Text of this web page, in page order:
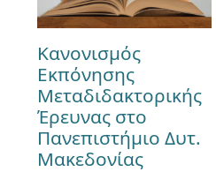
Κανονισμός
Εκπόνησης
Μεταδιδακτορικής
Έρευνας στο
Πανεπιστήμιο Δυτ.
Μακεδονίας